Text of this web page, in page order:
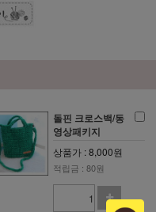
돌핀 크로스백/동
영상패키지
상품가 : 8,000원
적립금 : 80원